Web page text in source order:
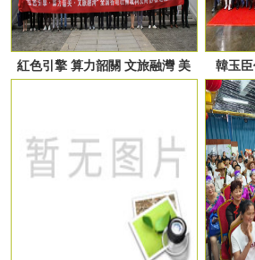
紅色引擎 算力韶關 文旅融灣 美
韓玉
院“古